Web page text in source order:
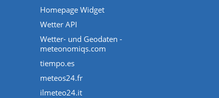
Homepage Widget
Wetter API
Wetter- und Geodaten -
meteonomiqs.com
tiempo.es
meteos24.fr
ilmeteo24.it